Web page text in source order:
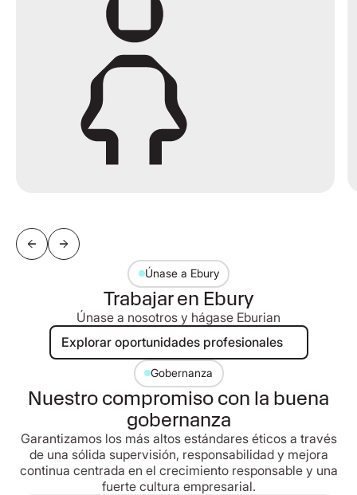
Únase a Ebury
Trabajar en Ebury
Únase a nosotros y hágase Eburian
Explorar oportunidades
Explorar oportunidades profesionales
Gobernanza
Nuestro compromiso con la buena
gobernanza
Garantizamos los más altos estándares éticos a través
de una sólida supervisión, responsabilidad y mejora
continua centrada en el crecimiento responsable y una
fuerte cultura empresarial.